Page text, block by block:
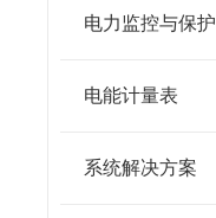
电力监控与保护
电能计量表
系统解决方案